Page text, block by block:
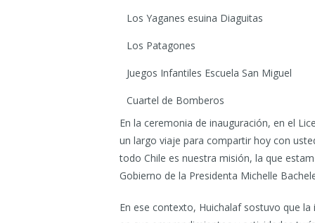
Los Yaganes esuina Diaguitas
Los Patagones
Juegos Infantiles Escuela San Miguel
Cuartel de Bomberos
En la ceremonia de inauguración, en el
un largo viaje para compartir hoy con
todo Chile es nuestra misión, la que
Gobierno de la Presidenta Michelle
En ese contexto, Huichalaf sostuvo que